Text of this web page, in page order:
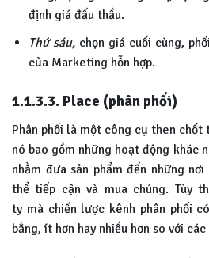
định giá đấu thầu.
Thứ sáu,chọn giá cuối cùng,
của Marketing hỗn hợp.
1.1.3.3. Place (phân phối)
Phân phối là một công cụ then
nó bao gồm những hoạt động khác
nhằm đưa sản phẩm đến những
thể tiếp cận và mua chúng. Tùy
ty mà chiến lược kênh phân phối
bằng, ít hơn hay nhiều hơn so với